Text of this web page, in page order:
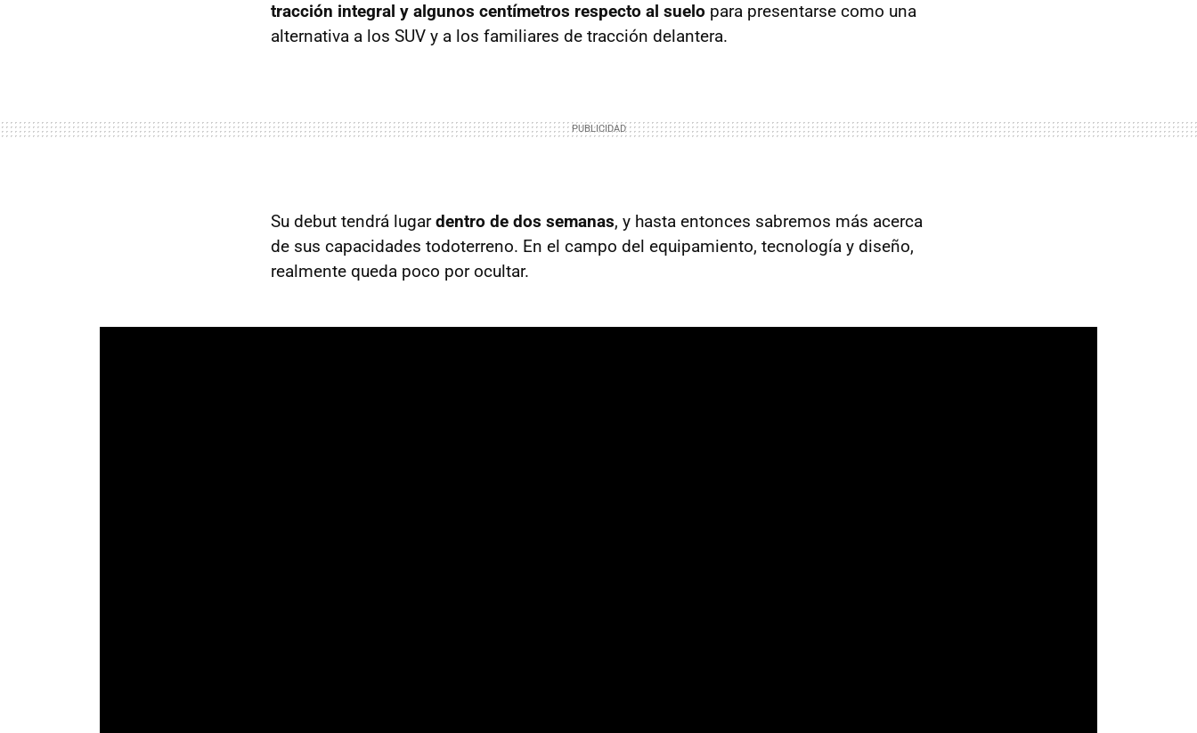
tracción integral y algunos centímetros respecto al suelo para presentarse como una
alternativa a los SUV y a los familiares de tracción delantera.
Su debut tendrá lugardentro de dos semanas, y hasta entonces sabremos más acerca
de sus capacidades todoterreno. En el campo del equipamiento, tecnología y diseño,
realmente queda poco por ocultar.